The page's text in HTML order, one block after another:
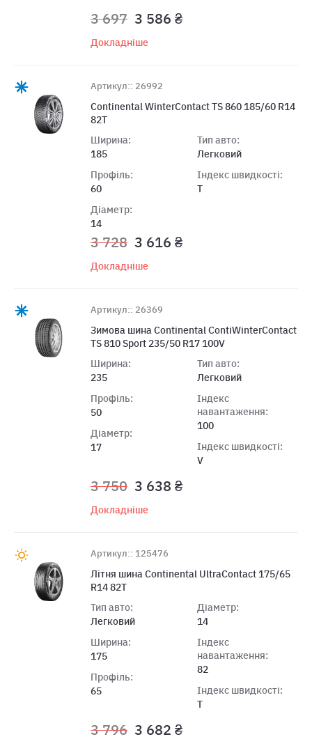
3 697 3 586 ₴
Докладніше
Артикул:: 26992
Continental WinterContact TS 860 185/60 R14
82T
Ширина:
185
Профіль:
60
Діаметр:
14
Тип авто:
Легковий
Індекс швидкості:
T
3 728 3 616 ₴
Докладніше
Артикул:: 26369
Зимова шина Continental ContiWinterContact
TS 810 Sport 235/50 R17 100V
Ширина:
235
Профіль:
50
Діаметр:
17
Тип авто:
Легковий
Індекс
навантаження:
100
Індекс швидкості:
V
3 750 3 638 ₴
Докладніше
Артикул:: 125476
Літня шина Continental UltraContact 175/65
R14 82T
Тип авто:
Легковий
Ширина:
175
Профіль:
65
Діаметр:
14
Індекс
навантаження:
82
Індекс швидкості:
T
3 796 3 682 ₴